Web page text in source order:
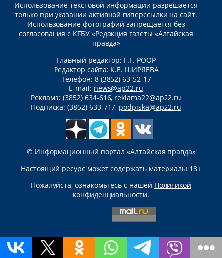
Использование текстовой информации разрешается
только при указании активной гиперссылки на сайт.
Использование фотографий запрещается без
согласования с КГБУ «Редакция газеты «Алтайская
правда»
Главный редактор: Г.Г. РООР
Редактор сайта: К.Е. ШИРЯЕВА
Телефон: 8 (3852) 63-52-17
E-mail: news@ap22.ru
Реклама: (3852) 634-616, reklama22@ap22.ru
Подписка: (3852) 633-717, podpiska@ap22.ru
© Информационный портал «Алтайская правда»
Настоящий ресурс может содержать материалы 18+
Пожалуйста, ознакомьтесь с нашей Политикой
конфиденциальности.